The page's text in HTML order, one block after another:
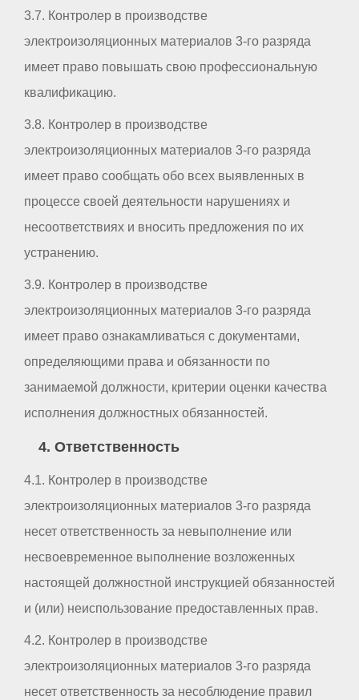
3.7. Контролер в производстве
электроизоляционных материалов 3-го разряда
имеет право повышать свою профессиональную
квалификацию.
3.8. Контролер в производстве
электроизоляционных материалов 3-го разряда
имеет право сообщать обо всех выявленных в
процессе своей деятельности нарушениях и
несоответствиях и вносить предложения по их
устранению.
3.9. Контролер в производстве
электроизоляционных материалов 3-го разряда
имеет право ознакамливаться с документами,
определяющими права и обязанности по
занимаемой должности, критерии оценки качества
исполнения должностных обязанностей.
4. Ответственность
4.1. Контролер в производстве
электроизоляционных материалов 3-го разряда
несет ответственность за невыполнение или
несвоевременное выполнение возложенных
настоящей должностной инструкцией обязанностей
и (или) неиспользование предоставленных прав.
4.2. Контролер в производстве
электроизоляционных материалов 3-го разряда
несет ответственность за несоблюдение правил